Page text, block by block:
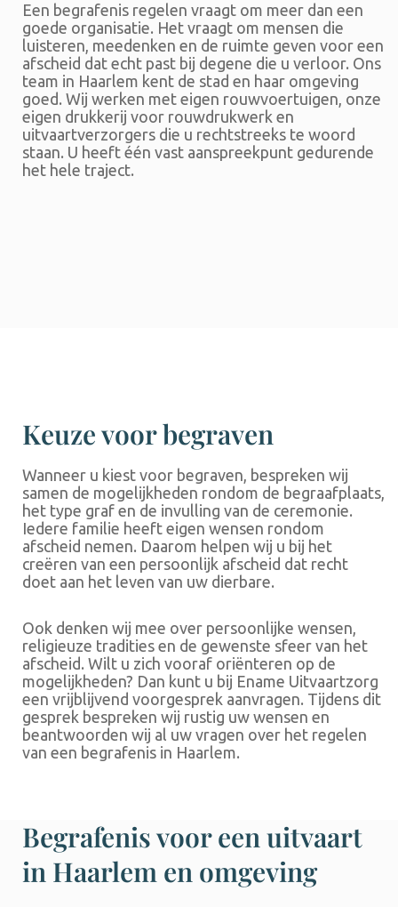
Een begrafenis regelen vraagt om meer dan een
goede organisatie. Het vraagt om mensen die
luisteren, meedenken en de ruimte geven voor een
afscheid dat echt past bij degene die u verloor. Ons
team in Haarlem kent de stad en haar omgeving
goed. Wij werken met eigen rouwvoertuigen, onze
eigen drukkerij voor rouwdrukwerk en
uitvaartverzorgers die u rechtstreeks te woord
staan. U heeft één vast aanspreekpunt gedurende
het hele traject.
Keuze voor begraven
Wanneer u kiest voor begraven, bespreken wij
samen de mogelijkheden rondom de begraafplaats,
het type graf en de invulling van de ceremonie.
Iedere familie heeft eigen wensen rondom
afscheid nemen. Daarom helpen wij u bij het
creëren van een persoonlijk afscheid dat recht
doet aan het leven van uw dierbare.
Ook denken wij mee over persoonlijke wensen,
religieuze tradities en de gewenste sfeer van het
afscheid. Wilt u zich vooraf oriënteren op de
mogelijkheden? Dan kunt u bij Ename Uitvaartzorg
een vrijblijvend voorgesprek aanvragen. Tijdens dit
gesprek bespreken wij rustig uw wensen en
beantwoorden wij al uw vragen over het regelen
van een begrafenis in Haarlem.
Begrafenis voor een uitvaart
in Haarlem en omgeving